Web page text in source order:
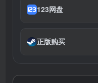
123网盘
正版购买